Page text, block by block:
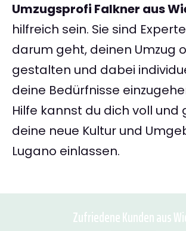
Umzugsprofi Falkner aus
hilfreich sein. Sie sind
darum geht, deinen Umzug
gestalten und dabei
deine Bedürfnisse
Hilfe kannst du dich voll und
deine neue Kultur und
Lugano einlassen.
Zufriedene Kunden aus